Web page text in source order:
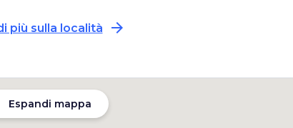
più sulla località arrow_forward
Espandi mappa